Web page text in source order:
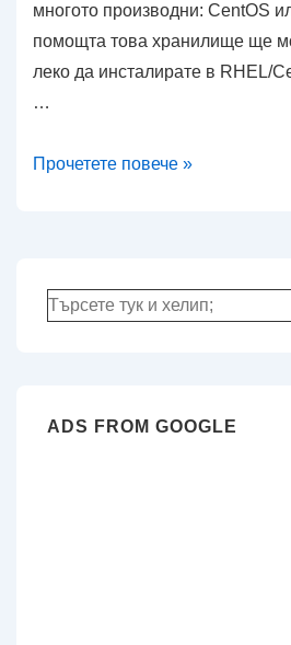
многото производни: CentOS
помощта това хранилище ще
леко да инсталирате в RHEL/
…
Огледало
Прочетете повече »
Търсене
за:
ADS FROM GOOGLE